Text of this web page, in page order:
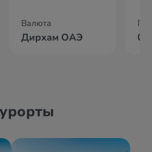
Валюта
Дирхам ОАЭ